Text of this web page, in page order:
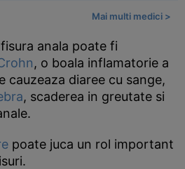
Mai multi medici >
anala poate fi
, o boala inflamatorie a
cauzeaza diaree cu sange,
, scaderea in greutate si
poate juca un rol important